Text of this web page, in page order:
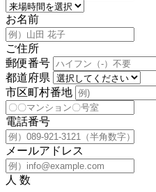
お名前
ご住所
郵便番号
都道府県
市区町村番地
電話番号
メールアドレス
人 数